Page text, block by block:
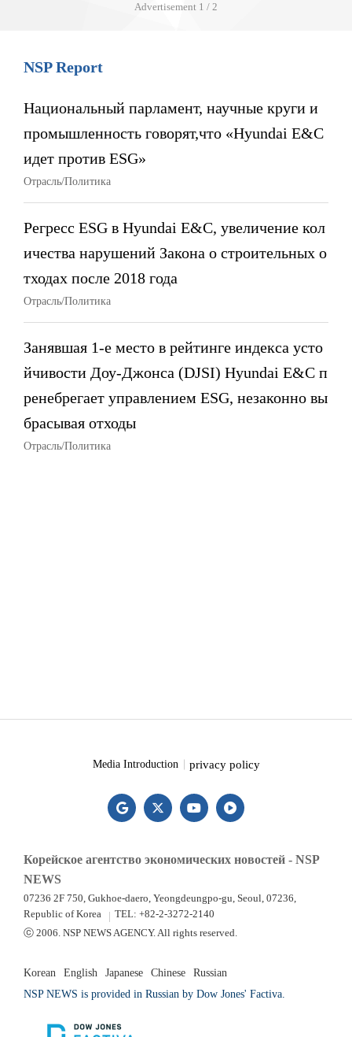
Advertisement 1 / 2
NSP Report
Национальный парламент, научные круги и
промышленность говорят,что «Hyundai E&C
идет против ESG»
Отрасль/Политика
Регресс ESG в Hyundai E&C, увеличение кол
ичества нарушений Закона о строительных о
тходах после 2018 года
Отрасль/Политика
Занявшая 1-е место в рейтинге индекса усто
йчивости Доу-Джонса (DJSI) Hyundai E&C п
ренебрегает управлением ESG, незаконно вы
брасывая отходы
Отрасль/Политика
Media Introduction privacy policy
Корейское агентство экономических новостей - NSP
NEWS
07236 2F 750, Gukhoe-daero, Yeongdeungpo-gu, Seoul, 07236,
Republic of Korea
TEL: +82-2-3272-2140
ⓒ 2006. NSP NEWS AGENCY. All rights reserved.
Korean English Japanese Chinese
Russian
NSP NEWS is provided in Russian by Dow Jones' Factiva.